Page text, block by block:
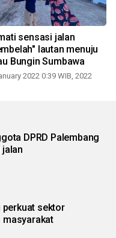
sensasi jalan
lautan menuju
Bungin Sumbawa
2022 0:39 WIB, 2022
DPRD Palembang
perkuat sektor
masyarakat